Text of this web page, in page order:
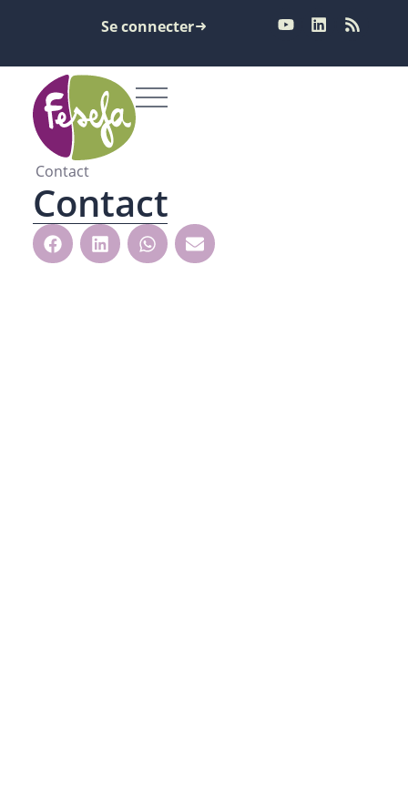
Se connecter
Contact
Contact